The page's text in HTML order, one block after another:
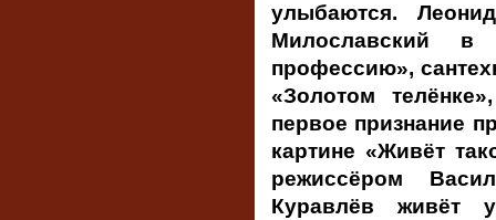
улыбаются.
Милославский
профессию»,
«Золотом
первое признание
картине «Живёт
режиссёром
Куравлёв живёт